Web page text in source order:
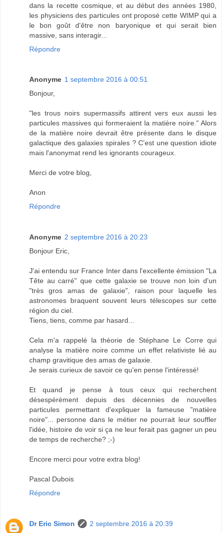
dans la recette cosmique, et au début des années 1980,
les physiciens des particules ont proposé cette WIMP qui a
le bon goût d'être non baryonique et qui serait bien
massive, sans interagir...
Répondre
Anonyme 1 septembre 2016 à 00:51
Bonjour,
"les trous noirs supermassifs attirent vers eux aussi les
particules massives qui formeraient la matière noire." Alors
de la matière noire devrait être présente dans le disque
galactique des galaxies spirales ? C'est une question idiote
mais l'anonymat rend les ignorants courageux.
Merci de votre blog,
Anon
Répondre
Anonyme 2 septembre 2016 à 20:23
Bonjour Eric,
J'ai entendu sur France Inter dans l'excellente émission "La
Tête au carré" que cette galaxie se trouve non loin d'un
"très gros amas de galaxie", raison pour laquelle les
astronomes braquent souvent leurs télescopes sur cette
région du ciel.
Tiens, tiens, comme par hasard...
Cela m'a rappelé la théorie de Stéphane Le Corre qui
analyse la matière noire comme un effet relativiste lié au
champ gravitique des amas de galaxie.
Je serais curieux de savoir ce qu'en pense l'intéressé!
Et quand je pense à tous ceux qui recherchent
désespérément depuis des décennies de nouvelles
particules permettant d'expliquer la fameuse "matière
noire"... personne dans le métier ne pourrait leur souffler
l'idée, histoire de voir si ça ne leur ferait pas gagner un peu
de temps de recherche? ;-)
Encore merci pour votre extra blog!
Pascal Dubois
Répondre
Dr Eric Simon
2 septembre 2016 à 20:39